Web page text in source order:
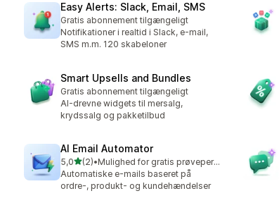
Easy Alerts: Slack, Email, SMS
Gratis abonnement tilgængeligt
Notifikationer i realtid i Slack, e-mail,
SMS m.m. 120 skabeloner
Smart Upsells and Bundles
Gratis abonnement tilgængeligt
AI-drevne widgets til mersalg,
krydssalg og pakketilbud
AI Email Automator
5,0ud af 5 stjerner
(2)
2 anmeldelser i alt
•
Mulighed for gratis prøveperiode
Automatiske e-mails baseret på
ordre-, produkt- og kundehændelser